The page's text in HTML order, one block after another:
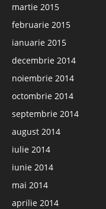
martie 2015
februarie 2015
ianuarie 2015
decembrie 2014
noiembrie 2014
octombrie 2014
septembrie 2014
august 2014
iulie 2014
iunie 2014
mai 2014
aprilie 2014